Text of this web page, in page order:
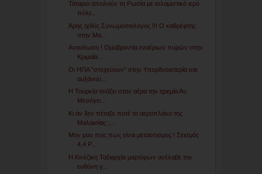
Τάταροι απειλούν τη Ρωσία με ισλαμιστικό ιερό
πόλε...
Άρης Ιχθύς Συνωμοσιολόγος !!! Ο καθρέφτης
στην Μα...
Ανανέωση ! Ομοβροντία εναέριων πυρών στην
Κριμαία...
Οι ΗΠΑ "στοχεύουν" στην Υπερδνειστερία και
αυξάνου...
Η Τουρκία τινάζει στον αέρα την ηρεμία Αν.
Μεσόγει...
Κι άν δεν πέταξε ποτέ το αεροπλάνο της
Μαλαισίας ;...
Μην μου πεις πως είναι μετασεισμος ! Σεισμός
4,4 Ρ...
Η Κινέζικη Ταξιαρχία μαρτύρων ανέλαβε την
ευθύνη γ...